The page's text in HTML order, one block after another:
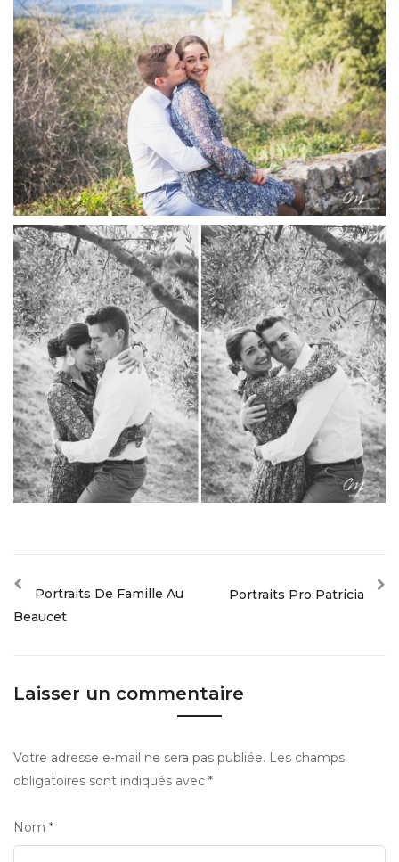
Portraits De Famille Au
Beaucet
Portraits Pro Patricia
Laisser un commentaire
Votre adresse e-mail ne sera pas publiée. Les champs
obligatoires sont indiqués avec *
Nom *